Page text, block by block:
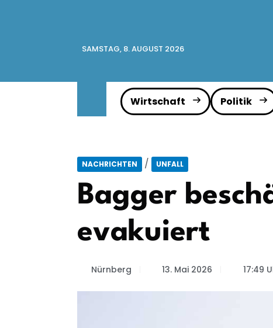
SAMSTAG, 8. AUGUST 2026
Wirtschaft Politik
NACHRICHTEN / UNFALL
Bagger
evakuiert
Nürnberg 13. Mai 2026 17:49